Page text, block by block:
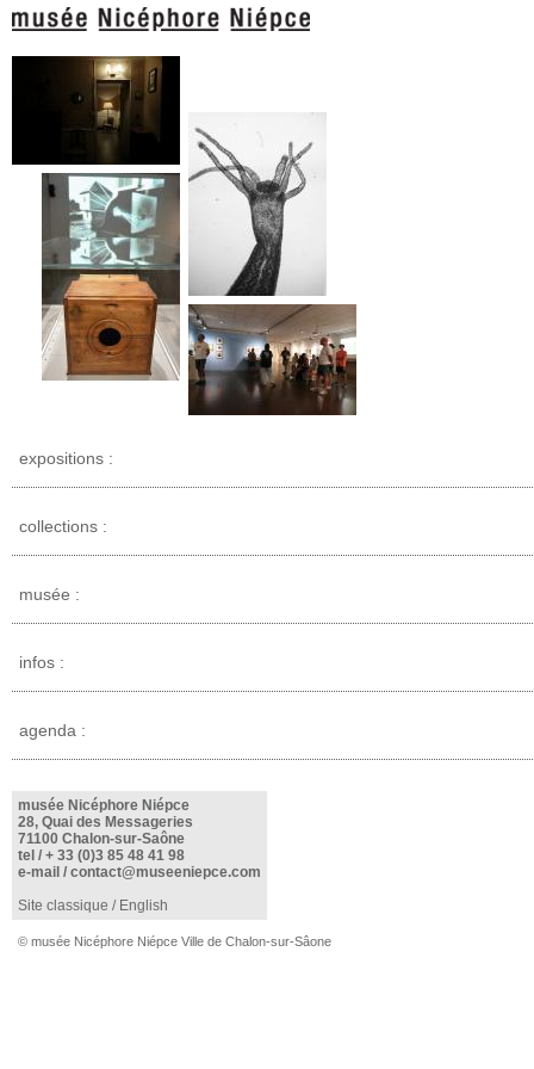
expositions :
collections :
musée :
infos :
agenda :
musée Nicéphore Niépce
28, Quai des Messageries
71100 Chalon-sur-Saône
tel / + 33 (0)3 85 48 41 98
e-mail / contact@museeniepce.com
Site classique / English
© musée Nicéphore Niépce Ville de Chalon-sur-Sâone